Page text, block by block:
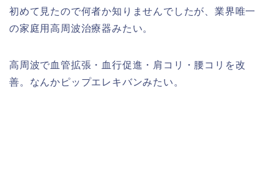
初めて見たので何者か知りませんでしたが、業界唯一
の家庭用高周波治療器みたい。
高周波で血管拡張・血行促進・肩コリ・腰コリを改
善。なんかピップエレキバンみたい。